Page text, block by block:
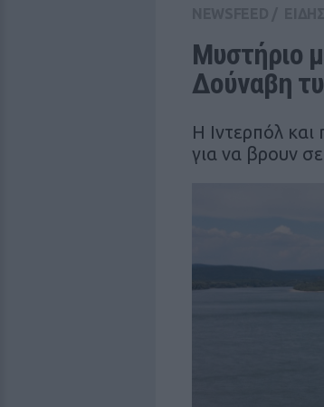
Μυστήριο
Δούναβη
Η Ιντερπόλ
για να βρουν